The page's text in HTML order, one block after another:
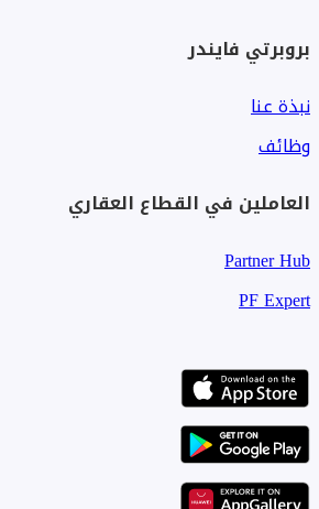
بروبرتي فايندر
نبذة عنا
وظائف
العاملين في القطاع العقاري
Partner Hub
PF Expert